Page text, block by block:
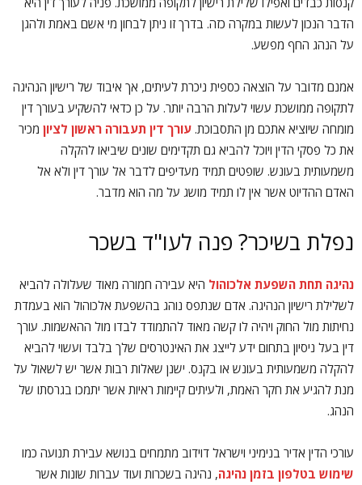
הדבר הנכון לעשות במקרה כזה. בדרך זו ניתן לבחון מי אשם באמת ולהגן
על הנהג החף מפשע.
אמנם מדובר על הוצאה כספית ניכרת לעיתים, אך איבוד של רישיון הנהיגה
לתקופה ממושכת עשוי לעלות הרבה יותר. על כן כדאי להשקיע בעורך דין
מומחה שיוציא אתכם מן התסבוכת. עורך דין תעבורה ראשון לציון מכיר
את כל פסקי הדין ויוכל להביא גם תקדימים שונים שיביאו להקלה
משמעותית בעונש. שופטים תמיד מעדיפים לדבר אל עורך דין ולא אל
האדם ההדיוט אשר אין לו תמיד מושג על מה הוא מדבר.
נפלת בשיכר? פנה לעו"ד בשכר
נהיגה תחת השפעת אלכוהול היא עבירה חמורה מאוד שעלולה להביא
לשלילת רישיון הנהיגה. אדם שנתפס נוהג בהשפעת אלכוהול הוא בעמדת
נחיתות מול החוק ויהיה לו קשה מאוד להתמודד לבדו מול ההאשמות. עורך
דין בעל ניסיון בתחום ידע לייצג את האינטרסים שלך בלבד ועשוי להביא
להקלה משמעותית בעונש או בקנס. ישנן שאלות רבות אשר יש לשאול על
מנת להגיע את חקר האמת, ולעיתים קיימות ראיות אשר יתמכו בגרסתו של
הנהג.
עורכי הדין אדיר בנימיני וישראל דוידוב מתמחים בנושא עבירת תנועה כמו
שימוש בטלפון בזמן נהיגה, נהיגה בשכרות ועוד עברות שונות אשר